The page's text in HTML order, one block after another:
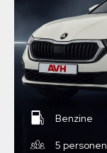
Benzine
5 personen